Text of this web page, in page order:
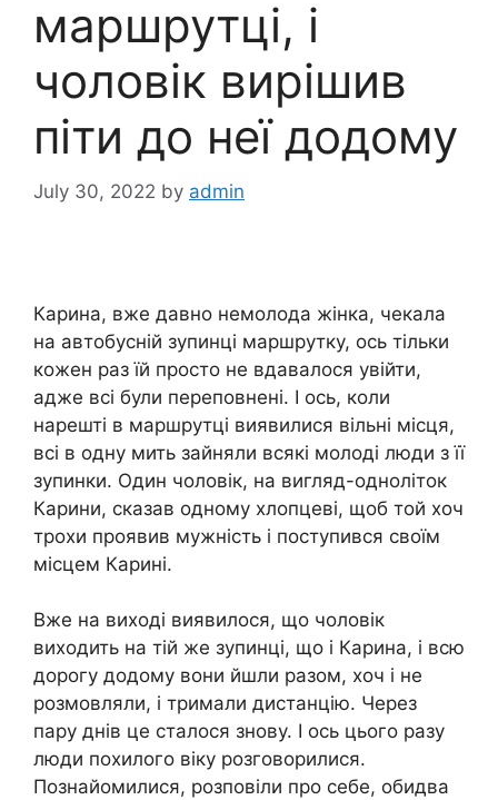
маршрутці, і
чоловік вирішив
піти до неї додому
July 30, 2022 by admin
Карина, вже давно немолода жінка, чекала
на автобусній зупинці маршрутку, ось тільки
кожен раз їй просто не вдавалося увійти,
адже всі були переповнені. І ось, коли
нарешті в маршрутці виявилися вільні місця,
всі в одну мить зайняли всякі молоді люди з її
зупинки. Один чоловік, на вигляд-одноліток
Карини, сказав одному хлопцеві, щоб той хоч
трохи проявив мужність і поступився своїм
місцем Карині.
Вже на виході виявилося, що чоловік
виходить на тій же зупинці, що і Карина, і всю
дорогу додому вони йшли разом, хоч і не
розмовляли, і тримали дистанцію. Через
пару днів це сталося знову. І ось цього разу
люди похилого віку розговорилися.
Познайомилися, розповіли про себе, обидва